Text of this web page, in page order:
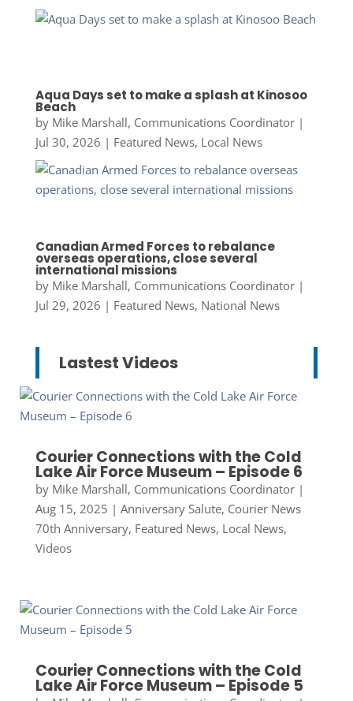
Aqua Days set to make a splash at Kinosoo
Beach
by Mike Marshall, Communications Coordinator|
Jul 30, 2026 | Featured News, Local News
Canadian Armed Forces to rebalance
overseas operations, close several
international missions
by Mike Marshall, Communications Coordinator|
Jul 29, 2026 | Featured News, National News
Lastest Videos
Courier Connections with the Cold
Lake Air Force Museum – Episode 6
by Mike Marshall, Communications Coordinator|
Aug 15, 2025 | Anniversary Salute, Courier News
70th Anniversary, Featured News, Local News,
Videos
Courier Connections with the Cold
Lake Air Force Museum – Episode 5